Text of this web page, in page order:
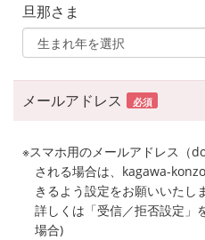
旦那さま
メールアドレス 必須
※スマホ用のメールアドレス（
される場合は、kagawa-
きるよう設定をお願いいたし
詳しくは「受信／拒否設定」
場合)